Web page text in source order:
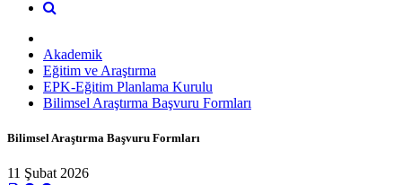
Akademik
Eğitim ve Araştırma
EPK-Eğitim Planlama Kurulu
Bilimsel Araştırma Başvuru Formları
Bilimsel Araştırma Başvuru Formları
11 Şubat 2026